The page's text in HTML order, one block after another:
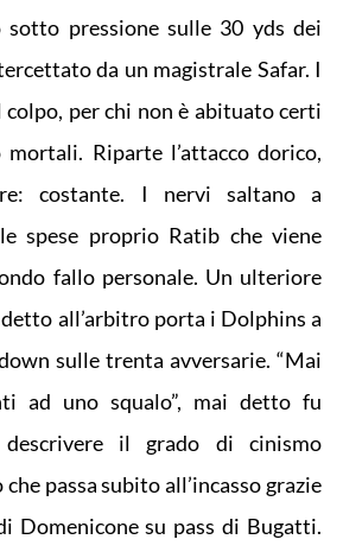
pressione sulle 30 yds dei
da un magistrale Safar. I
colpo, per chi non è abituato certi
Riparte l’attacco dorico,
costante. I nervi saltano a
spese proprio Ratib che viene
fallo personale. Un ulteriore
all’arbitro porta i Dolphins a
sulle trenta avversarie. “Mai
ad uno squalo”, mai detto fu
il grado di cinismo
passa subito all’incasso grazie
Domenicone su pass di Bugatti.